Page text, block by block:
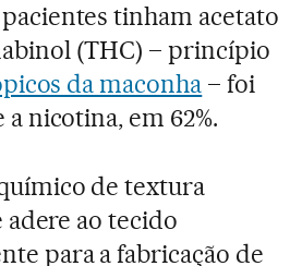
tinham acetato
(THC) – princípio
da maconha – foi
nicotina, em 62%.
de textura
adere ao tecido
para a fabricação de